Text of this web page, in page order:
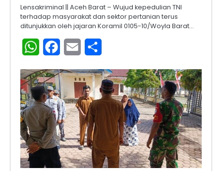
Lensakriminal || ‎Aceh Barat – Wujud kepedulian TNI
terhadap masyarakat dan sektor pertanian terus
ditunjukkan oleh jajaran Koramil 0105-10/Woyla Barat…
WhatsAppFacebook
Email